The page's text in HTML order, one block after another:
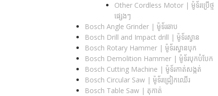
Other Cordless Motor | ម៉ូទ័រប្រើថ្ម
ផ្សេងៗ
Bosch Angle Grinder | ម៉ូទ័រឆាប
Bosch Drill and Impact drill | ម៉ូទ័រស្វាន
Bosch Rotary Hammer | ម៉ូទ័រស្វានបុក
Bosch Demolition Hammer | ម៉ូទ័របុកបំបែក
Bosch Cutting Machine | ម៉ូទ័រកាត់សង្កត់
Bosch Circular Saw | ម៉ូទ័រជ្រៀកឈើរ
Bosch Table Saw | តុកាត់